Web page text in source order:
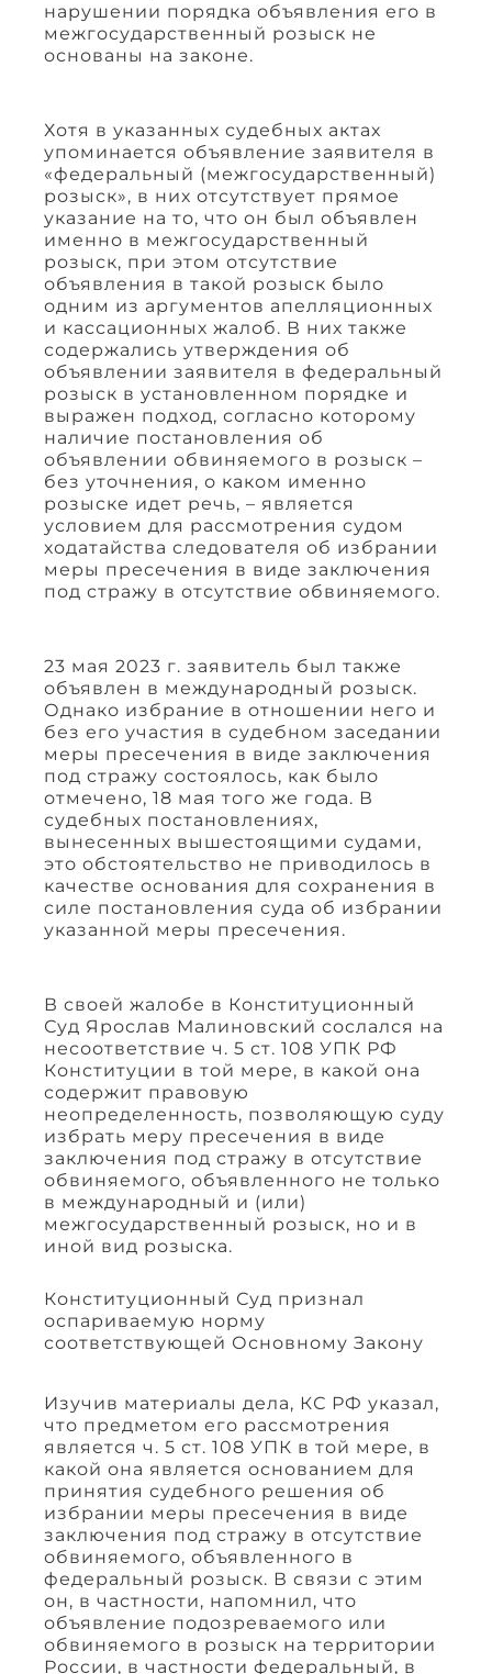
нарушении порядка объявления его в
межгосударственный розыск не
основаны на законе.
Хотя в указанных судебных актах
упоминается объявление заявителя в
«федеральный (межгосударственный)
розыск», в них отсутствует прямое
указание на то, что он был объявлен
именно в межгосударственный
розыск, при этом отсутствие
объявления в такой розыск было
одним из аргументов апелляционных
и кассационных жалоб. В них также
содержались утверждения об
объявлении заявителя в федеральный
розыск в установленном порядке и
выражен подход, согласно которому
наличие постановления об
объявлении обвиняемого в розыск –
без уточнения, о каком именно
розыске идет речь, – является
условием для рассмотрения судом
ходатайства следователя об избрании
меры пресечения в виде заключения
под стражу в отсутствие обвиняемого.
23 мая 2023 г. заявитель был также
объявлен в международный розыск.
Однако избрание в отношении него и
без его участия в судебном заседании
меры пресечения в виде заключения
под стражу состоялось, как было
отмечено, 18 мая того же года. В
судебных постановлениях,
вынесенных вышестоящими судами,
это обстоятельство не приводилось в
качестве основания для сохранения в
силе постановления суда об избрании
указанной меры пресечения.
В своей жалобе в Конституционный
Суд Ярослав Малиновский сослался на
несоответствие ч. 5 ст. 108 УПК РФ
Конституции в той мере, в какой она
содержит правовую
неопределенность, позволяющую суду
избрать меру пресечения в виде
заключения под стражу в отсутствие
обвиняемого, объявленного не только
в международный и (или)
межгосударственный розыск, но и в
иной вид розыска.
Конституционный Суд признал
оспариваемую норму
соответствующей Основному Закону
Изучив материалы дела, КС РФ указал,
что предметом его рассмотрения
является ч. 5 ст. 108 УПК в той мере, в
какой она является основанием для
принятия судебного решения об
избрании меры пресечения в виде
заключения под стражу в отсутствие
обвиняемого, объявленного в
федеральный розыск. В связи с этим
он, в частности, напомнил, что
объявление подозреваемого или
обвиняемого в розыск на территории
России, в частности федеральный, в